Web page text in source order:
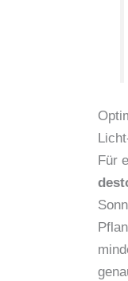
Für